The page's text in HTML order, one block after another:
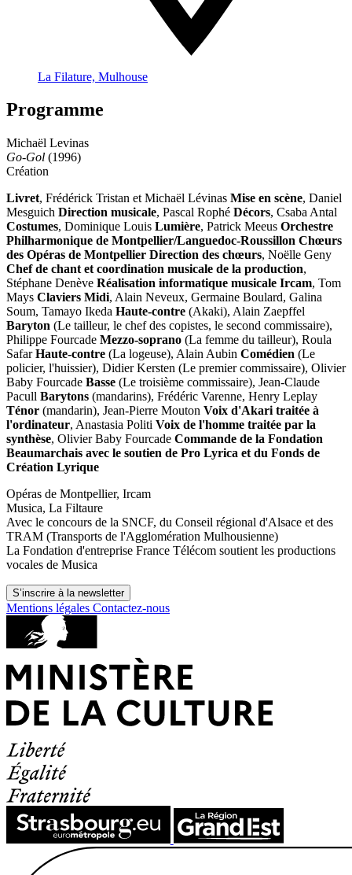
La Filature, Mulhouse
Programme
Michaël Levinas
Go-Gol (1996)
Création
Livret, Frédérick Tristan et Michaël Lévinas Mise en scène, Daniel
Mesguich Direction musicale, Pascal Rophé Décors, Csaba Antal
Costumes, Dominique Louis Lumière, Patrick Meeus Orchestre
Philharmonique de Montpellier/Languedoc-Roussillon Chœurs
des Opéras de Montpellier Direction des chœurs, Noëlle Geny
Chef de chant et coordination musicale de la production,
Stéphane Denève Réalisation informatique musicale Ircam, Tom
Mays Claviers Midi, Alain Neveux, Germaine Boulard, Galina
Soum, Tamayo Ikeda Haute-contre (Akaki), Alain Zaepffel
Baryton (Le tailleur, le chef des copistes, le second commissaire),
Philippe Fourcade Mezzo-soprano (La femme du tailleur), Roula
SafarHaute-contre (La logeuse), Alain Aubin Comédien (Le
policier, l'huissier), Didier Kersten (Le premier commissaire), Olivier
Baby Fourcade Basse (Le troisième commissaire), Jean-Claude
Pacull Barytons (mandarins), Frédéric Varenne, Henry Leplay
Ténor (mandarin), Jean-Pierre Mouton Voix d'Akari traitée à
l'ordinateur, Anastasia Politi Voix de l'homme traitée par la
synthèse, Olivier Baby Fourcade Commande de la Fondation
Beaumarchais avec le soutien de Pro Lyrica et du Fonds de
Création Lyrique
Opéras de Montpellier, Ircam
Musica, La Filtaure
Avec le concours de la SNCF, du Conseil régional d'Alsace et des
TRAM (Transports de l'Agglomération Mulhousienne)
La Fondation d'entreprise France Télécom soutient les productions
vocales de Musica
S’inscrire à la newsletter
Mentions légales Contactez-nous